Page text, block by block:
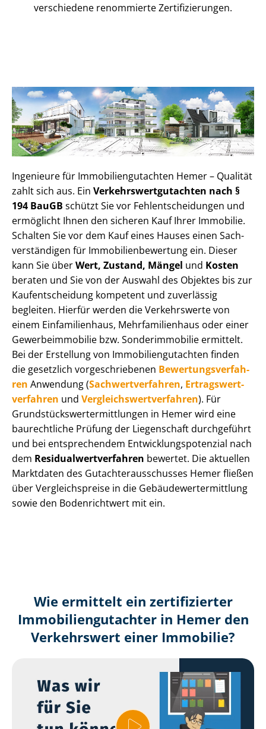
verschiedene renommierte Zer­ti­fi­zie­run­gen.
Ingenieure für Im­mo­bi­li­en­gut­ach­ten Hemer – Qualität
zahlt sich aus. Ein Ver­kehrs­wert­gut­ach­ten nach §
194 BauGB schützt Sie vor Fehl­ent­schei­dun­gen und
ermöglicht Ihnen den sicheren Kauf Ihrer Immobilie.
Schalten Sie vor dem Kauf eines Hauses einen Sach­
ver­stän­di­gen für Im­mo­bi­li­en­be­wer­tung ein. Dieser
kann Sie überWert, Zustand, Mängel und Kosten
beraten und Sie von der Auswahl des Objektes bis zur
Kauf­ent­schei­dung kompetent und zuverlässig
begleiten. Hierfür werden die Verkehrswerte von
einem Einfamilienhaus, Mehr­fa­mi­li­en­haus oder einer
Ge­wer­be­im­mo­bi­lie bzw. Sonderimmobilie ermittelt.
Bei der Erstellung von Im­mo­bi­li­en­gut­ach­ten finden
die gesetzlich vor­ge­schrie­be­nen Be­wer­tungs­ver­fah­
ren Anwendung (Sach­wert­ver­fah­ren, Er­trags­wert­
ver­fah­ren und Ver­gleichs­wert­ver­fah­ren). Für
Grund­stücks­wert­ermitt­lun­gen in Hemer wird eine
baurechtliche Prüfung der Liegenschaft durchgeführt
und bei entsprechendem Ent­wick­lungs­po­ten­zi­al nach
dem Re­si­du­al­wert­ver­fah­ren bewertet. Die aktuellen
Marktdaten des Gut­ach­ter­aus­schus­ses Hemer fließen
über Ver­gleichs­prei­se in die Ge­bäu­de­wert­ermitt­lung
sowie den Bodenrichtwert mit ein.
Wie ermittelt ein zertifizierter
Immobilien­gutachter in Hemer den
Verkehrswert einer Immobilie?